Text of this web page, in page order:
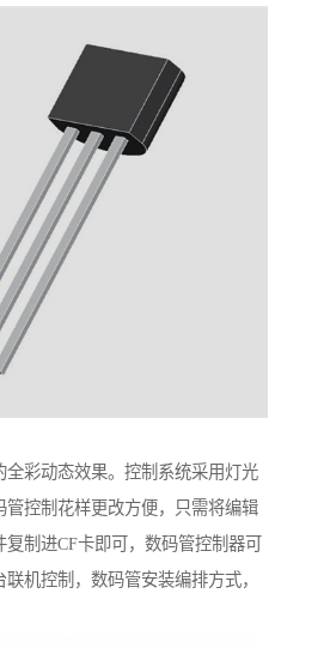
全彩动态效果。控制系统采用灯光
管控制花样更改方便，只需将编辑
制进CF卡即可，数码管控制器可
机控制，数码管安装编排方式，